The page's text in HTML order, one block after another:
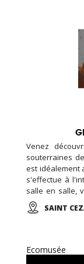
Venez
souterraines
est idéalement
s'effectue à
salle en salle,
en valeur par
SAINT
Ecomusée